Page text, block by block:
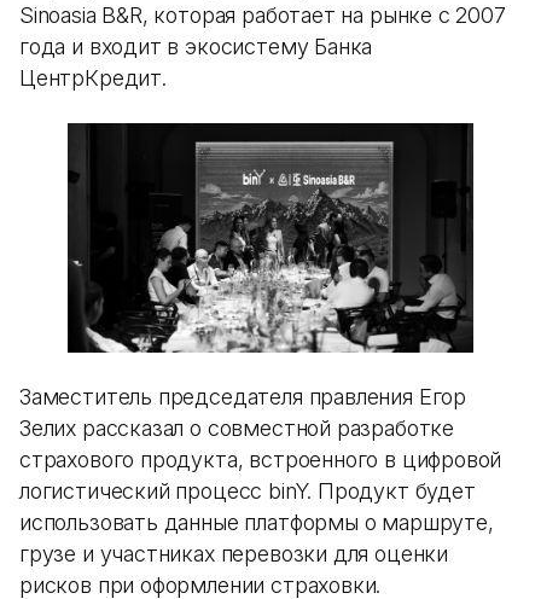
Sinoasia B&R, которая работает на рынке с 2007
года и входит в экосистему Банка
ЦентрКредит.
Заместитель председателя правления Егор
Зелих рассказал о совместной разработке
страхового продукта, встроенного в цифровой
логистический процесс binY. Продукт будет
использовать данные платформы о маршруте,
грузе и участниках перевозки для оценки
рисков при оформлении страховки.